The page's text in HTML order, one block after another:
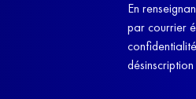
En
par courrier